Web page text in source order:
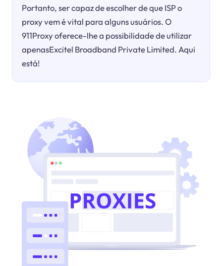
Portanto, ser capaz de escolher de que ISP o
proxy vem é vital para alguns usuários. O
911Proxy oferece-lhe a possibilidade de utilizar
apenasExcitel Broadband Private Limited. Aqui
está!